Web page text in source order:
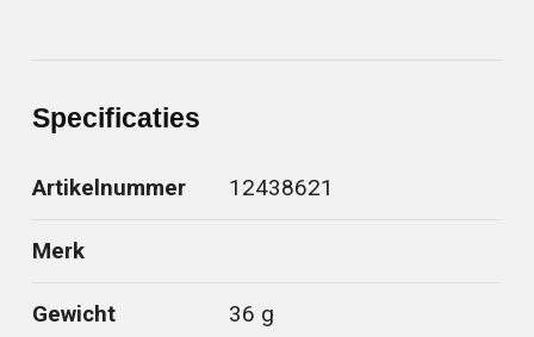
Specificaties
Artikelnummer 12438621
Merk
Gewicht 36 g